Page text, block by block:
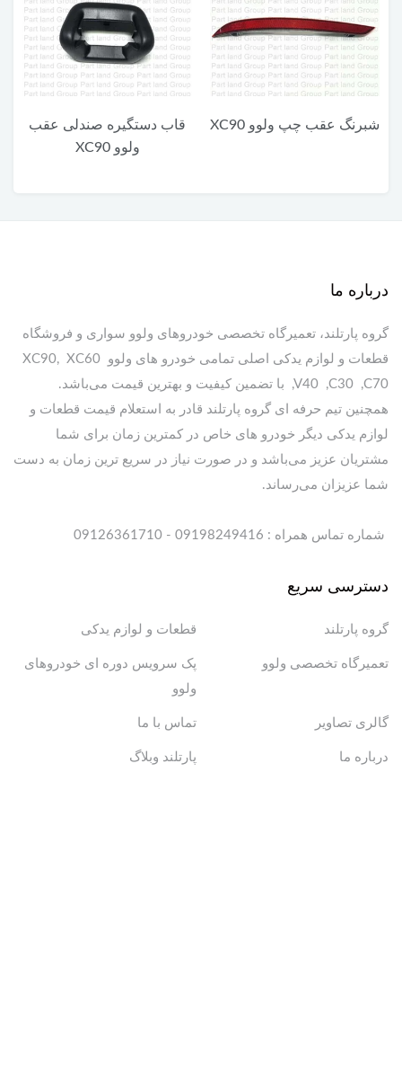
شبرنگ عقب چپ ولوو XC90
قاب دستگیره صندلی عقب
ولوو XC90
درباره ما
گروه پارتلند، تعمیرگاه تخصصی خودروهای ولوو سواری و فروشگاه
قطعات و لوازم یدکی اصلی تمامی خودرو های ولوو XC90, XC60
,V40 ,C30 ,C70 با تضمین کیفیت و بهترین قیمت می‌باشد.
همچنین تیم حرفه ای گروه پارتلند قادر به استعلام قیمت قطعات و
لوازم یدکی دیگر خودرو های خاص در کمترین زمان برای شما
مشتریان عزیز می‌باشد و در صورت نیاز در سریع ترین زمان به دست
شما عزیزان می‌رساند.
شماره تماس همراه : 09198249416 - 09126361710
دسترسی سریع
گروه پارتلند قطعات و لوازم یدکی
تعمیرگاه تخصصی ولوو
پک سرویس دوره ای خودروهای
ولوو
گالری تصاویر تماس با ما
درباره ما پارتلند وبلاگ